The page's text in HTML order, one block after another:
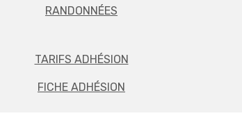
RANDONNÉES
TARIFS ADHÉSION
FICHE ADHÉSION